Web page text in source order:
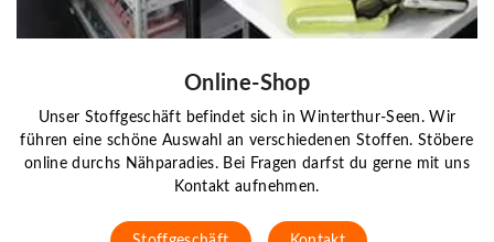
Online-Shop
Unser Stoffgeschäft befindet sich in Winterthur-Seen. Wir
führen eine schöne Auswahl an verschiedenen Stoffen. Stöbere
online durchs Nähparadies. Bei Fragen darfst du gerne mit uns
Kontakt aufnehmen.